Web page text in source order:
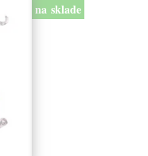
na sklade